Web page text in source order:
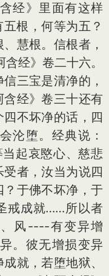
经》里面有这样
根，何等为五？
慧根。信根者，
经》卷二十六。
三宝是清净的，
经》卷三十还有
不坏净的话，四
沦堕。经典说：
当起哀愍心、慈悲
者，汝当为说四
于佛不坏净，于
戒成就……所以者
风----有变异增
。彼无增损变异
就，若堕地狱、